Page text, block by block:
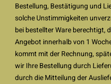
Bestellung, Bestätigung und
solche Unstimmigkeiten
bei bestellter Ware berechtigt,
Angebot innerhalb von 1
kommt mit der Rechnung,
wir Ihre Bestellung durch
durch die Mitteilung der